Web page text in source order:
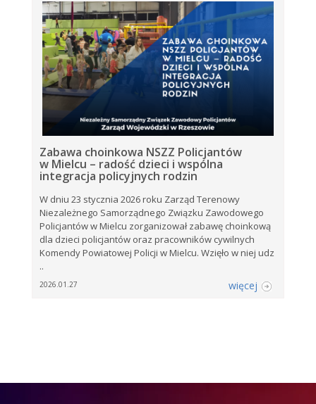
Zabawa choinkowa NSZZ Policjantów
w Mielcu – radość dzieci i wspólna
integracja policyjnych rodzin
W dniu 23 stycznia 2026 roku Zarząd Terenowy
Niezależnego Samorządnego Związku Zawodowego
Policjantów w Mielcu zorganizował zabawę choinkową
dla dzieci policjantów oraz pracowników cywilnych
Komendy Powiatowej Policji w Mielcu. Wzięło w niej udz
..
2026.01.27 więcej